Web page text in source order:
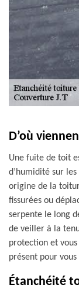
D’où
Une fuite de toit
d’humidité sur
origine de la
fissurées ou
serpente le long
de veiller à la
protection et
présent pour
Étanchéité